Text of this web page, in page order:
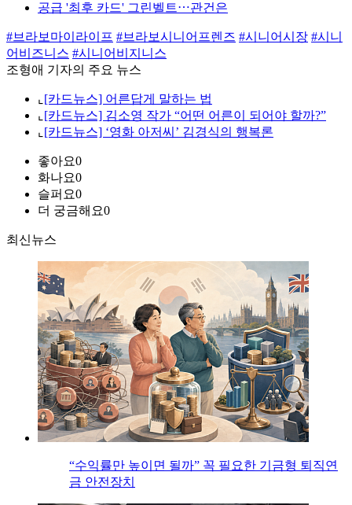
공급 '최후 카드' 그린벨트⋯관건은
#브라보마이라이프 #브라보시니어프렌즈 #시니어시장 #시니
어비즈니스 #시니어비지니스
조형애 기자의 주요 뉴스
⌞ [카드뉴스] 어른답게 말하는 법
⌞ [카드뉴스] 김소영 작가 “어떤 어른이 되어야 할까?”
⌞ [카드뉴스] ‘영화 아저씨’ 김경식의 행복론
좋아요0
화나요0
슬퍼요0
더 궁금해요0
최신뉴스
“수익률만 높이면 될까” 꼭 필요한 기금형 퇴직연
금 안전장치